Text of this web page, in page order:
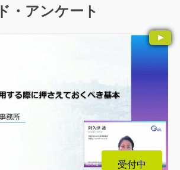
ド・アンケート
受付中